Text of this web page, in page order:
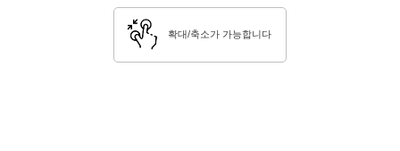
확대/축소가 가능합니다